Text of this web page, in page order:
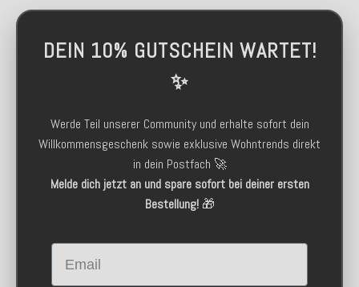
DEIN 10% GUTSCHEIN WARTET!
✨
Werde Teil unserer Community und erhalte sofort dein
Willkommensgeschenk sowie exklusive Wohntrends direkt
in dein Postfach 🚀
Melde dich jetzt an und spare sofort bei deiner ersten
Bestellung!🎁
Email